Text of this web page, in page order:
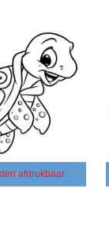
afdrukbaar